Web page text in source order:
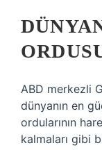
ABD merkezli
dünyanın en
ordularının
kalmaları gibi